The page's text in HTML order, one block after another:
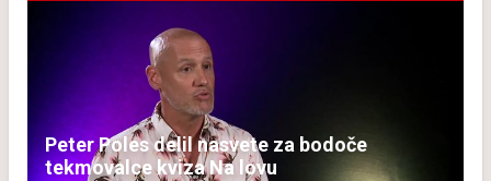
Peter Poles delil nasvete za bodoče
tekmovalce kviza Na lovu